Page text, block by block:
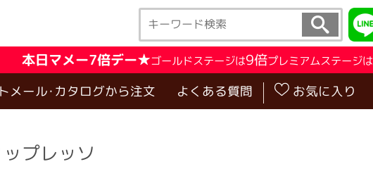
本日マメー7倍デー★ゴールドステージは9倍プレミアムステージは
メール･カタログから注文 よくある質問 お気に入り
ップレッソ